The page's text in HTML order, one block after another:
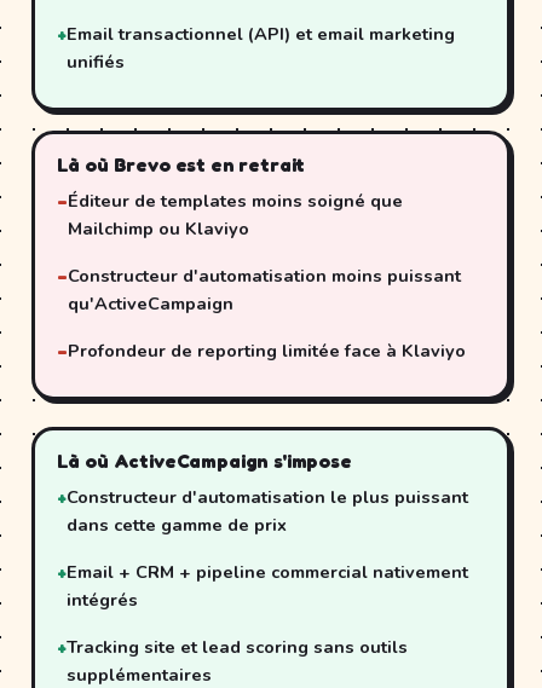
Email transactionnel (API) et email marketing
unifiés
Là où Brevo est en retrait
Éditeur de templates moins soigné que
Mailchimp ou Klaviyo
Constructeur d'automatisation moins puissant
qu'ActiveCampaign
Profondeur de reporting limitée face à Klaviyo
Là où ActiveCampaign s'impose
Constructeur d'automatisation le plus puissant
dans cette gamme de prix
Email + CRM + pipeline commercial nativement
intégrés
Tracking site et lead scoring sans outils
supplémentaires